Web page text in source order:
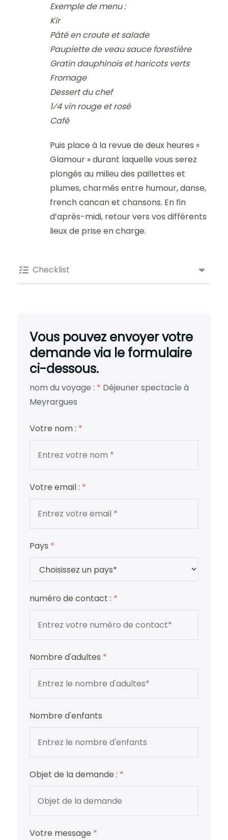
Checklist
Exemple de menu :
Kir
Pâté en croute et salade
Paupiette de veau sauce forestière
Gratin dauphinois et haricots verts
Fromage
Dessert du chef
1⁄4 vin rouge et rosé
Café
Puis place à la revue de deux heures «
Glamour » durant laquelle vous serez
plongés au milieu des paillettes et
plumes, charmés entre humour, danse,
french cancan et chansons. En fin
d’après-midi, retour vers vos différents
lieux de prise en charge.
Vous pouvez envoyer votre
demande via le formulaire
ci-dessous.
nom du voyage : * Déjeuner spectacle à
Meyrargues
Votre nom : *
Votre email : *
Pays *
numéro de contact : *
Nombre d'adultes *
Nombre d'enfants
Objet de la demande : *
Votre message *